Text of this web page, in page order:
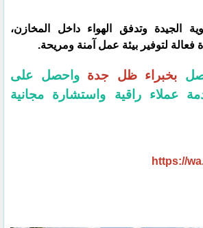
الجيدة وتدفق الهواء داخل المخازن،
لتوفير بيئة عمل آمنة ومريحة.
بخبراء ظل جدة واحصل على
راقية واستشارة مجانية
https://